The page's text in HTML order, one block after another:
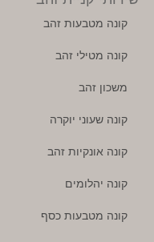
קונה מטבעות זהב
קונה מטילי זהב
משכון זהב
קונה שעוני יוקרה
קונה אונקיות זהב
קונה יהלומים
קונה מטבעות כסף